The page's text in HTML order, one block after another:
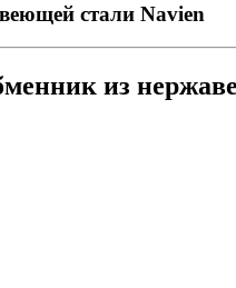
стали Navien
из